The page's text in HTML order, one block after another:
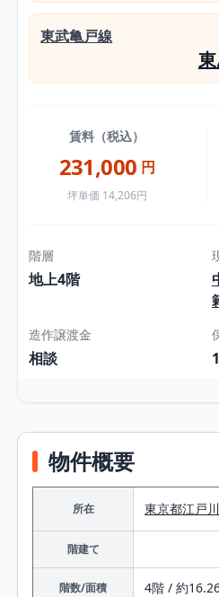
東武亀戸線
賃料（税込）
231,000 円
坪単価 14,206円
階層
地上4階
造作譲渡金
相談
物件概要
所在 東京都江戸
階建て
階数/面積 4階 / 約